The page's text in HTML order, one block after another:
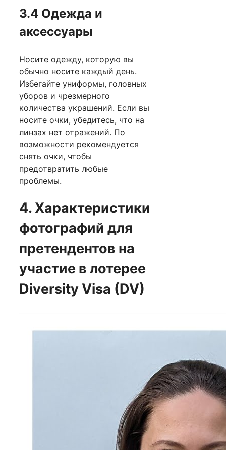
3.4 Одежда и
аксессуары
Носите одежду, которую вы
обычно носите каждый день.
Избегайте униформы, головных
уборов и чрезмерного
количества украшений. Если вы
носите очки, убедитесь, что на
линзах нет отражений. По
возможности рекомендуется
снять очки, чтобы
предотвратить любые
проблемы.
4. Характеристики
фотографий для
претендентов на
участие в лотерее
Diversity Visa (DV)